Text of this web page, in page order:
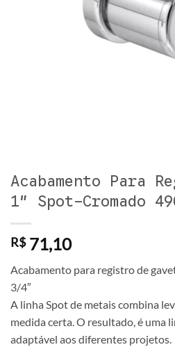
Acabamento Para
1″ Spot-Cromado
R$71,10
Acabamento para registro de
3/4″
A linha Spot de metais combina
medida certa. O resultado, é uma
adaptável aos diferentes projetos.